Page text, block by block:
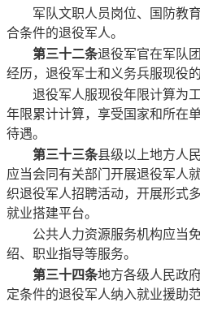
军队文职人员岗位、国防教
合条件的退役军人。
第三十二条退役军官在军队
经历，退役军士和义务兵服现役
退役军人服现役年限计算为
年限累计计算，享受国家和所在
待遇。
第三十三条县级以上地方人
应当会同有关部门开展退役军人
织退役军人招聘活动，开展形式
就业搭建平台。
公共人力资源服务机构应当
绍、职业指导等服务。
第三十四条地方各级人民政
定条件的退役军人纳入就业援助